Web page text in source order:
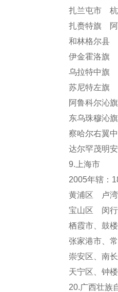
扎兰屯市
扎赉特旗
和林格尔县
伊金霍洛旗
乌拉特中旗
苏尼特左旗
阿鲁科尔沁
东乌珠穆沁
察哈尔右翼
达尔罕茂明
9.上海市
2005年辖：
黄浦区 卢
宝山区 闵
栖霞市、 鼓
张家港市、
崇安区、南
天宁区
钟
20.广西壮族